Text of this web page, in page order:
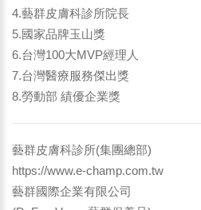
4.藝群皮膚科診所院長
5.國家品牌玉山獎
6.台灣100大MVP經理人
7.台灣醫療服務傑出獎
8.勞動部 績優企業獎
藝群皮膚科診所(集團總部)
https://www.e-champ.com.tw
藝群國際企業有限公司